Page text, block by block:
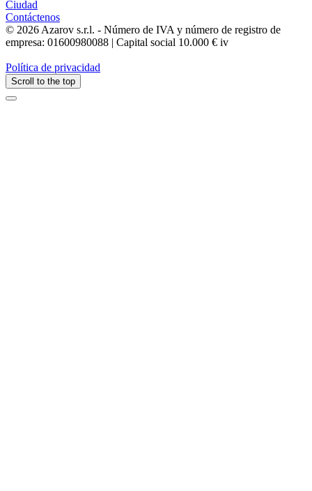
Ciudad
Contáctenos
© 2026 Azarov s.r.l. - Número de IVA y número de registro de
empresa: 01600980088 | Capital social 10.000 € iv
Política de privacidad
Scroll to the top